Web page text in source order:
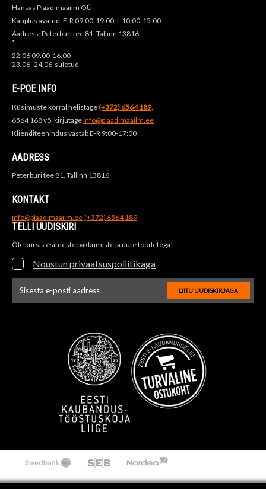
Hansas Plaadimaailm OÜ
Kauplus avatud: E-R 09:00-19.00; L 10.00-15.00
Aadress: Peterburi tee 81, Tallinn 13816
*
22.06 09:00-16:00
23.06- 24.06 suletud
E-POE INFO
Küsimuste korral helistage(+372) 6564 189,
6564 168 või kirjutageinfo@plaadimaailm.ee
Klienditeenindus vastab E-R 9:00-17:00
AADRESS
Peterburi tee 81, Tallinn 13816
KONTAKT
info@plaadimaailm.ee (+372) 6564 189
TELLI UUDISKIRI
Ole kursis esimeste pakkumiste ja uute toodetega!
Nõustun privaatsuspoliitikaga
LIITU UUDISKIRJAGA